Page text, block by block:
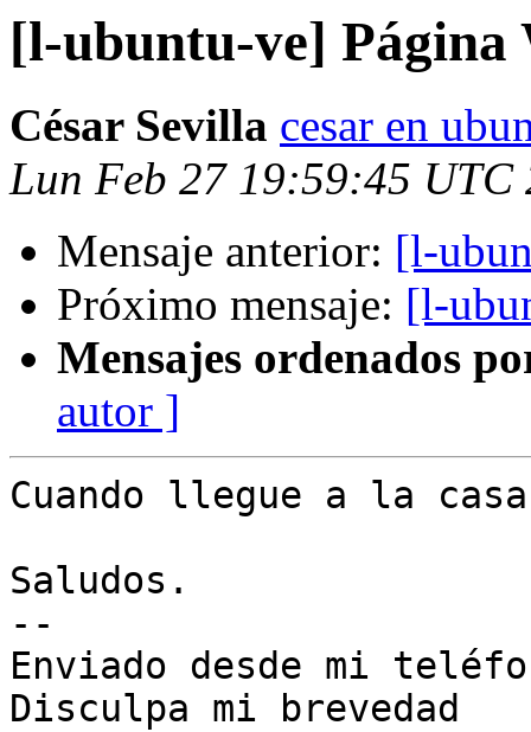
[l-ubuntu-ve] Página
César Sevilla cesar en
Lun Feb 27 19:59:45 UTC
Mensaje anterior: [l-
Próximo mensaje: [l-
Mensajes ordenados
autor ]
Cuando llegue a la
Saludos.
--
Enviado desde mi
Disculpa mi brevedad